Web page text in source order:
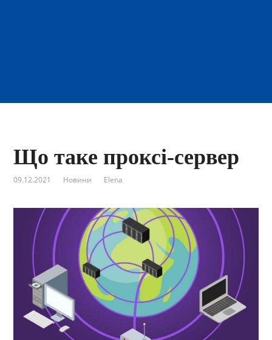
Що таке проксі-сервер
09.12.2021 Новини Elena